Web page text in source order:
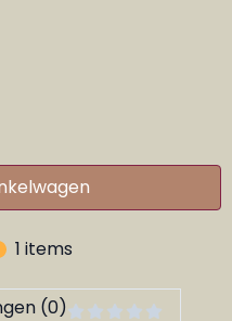
1 items
(0)